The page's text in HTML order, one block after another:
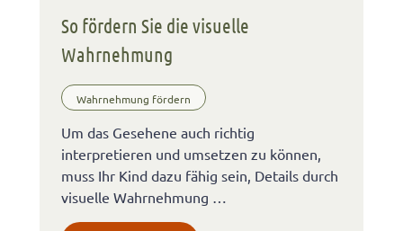
So fördern Sie die visuelle
Wahrnehmung
Wahrnehmung fördern
Um das Gesehene auch richtig
interpretieren und umsetzen zu können,
muss Ihr Kind dazu fähig sein, Details durch
visuelle Wahrnehmung …